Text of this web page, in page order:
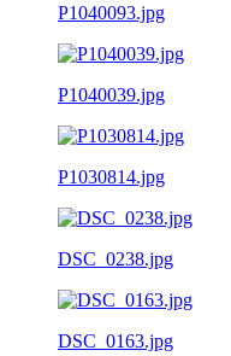
P1040093.jpg
P1040039.jpg
P1030814.jpg
DSC_0238.jpg
DSC_0163.jpg